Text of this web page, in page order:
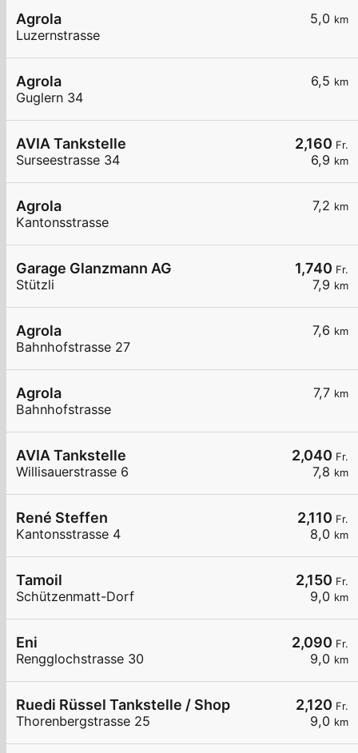
5,0 km
Agrola
Luzernstrasse
6,5 km
Agrola
Guglern 34
2,160 Fr.
6,9 km
AVIA Tankstelle
Surseestrasse 34
7,2 km
Agrola
Kantonsstrasse
1,740 Fr.
7,9 km
Garage Glanzmann AG
Stützli
7,6 km
Agrola
Bahnhofstrasse 27
7,7 km
Agrola
Bahnhofstrasse
2,040 Fr.
7,8 km
AVIA Tankstelle
Willisauerstrasse 6
2,110 Fr.
8,0 km
René Steffen
Kantonsstrasse 4
2,150 Fr.
9,0 km
Tamoil
Schützenmatt-Dorf
2,090 Fr.
9,0 km
Eni
Rengglochstrasse 30
2,120 Fr.
9,0 km
Ruedi Rüssel Tankstelle / Shop
Thorenbergstrasse 25